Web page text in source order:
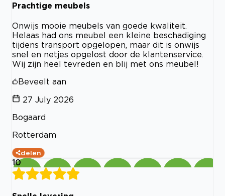
Prachtige meubels
Onwijs mooie meubels van goede kwaliteit.
Helaas had ons meubel een kleine beschadiging
tijdens transport opgelopen, maar dit is onwijs
snel en netjes opgelost door de klantenservice.
Wij zijn heel tevreden en blij met ons meubel!
Beveelt aan
27 July 2026
Bogaard
Rotterdam
delen
10